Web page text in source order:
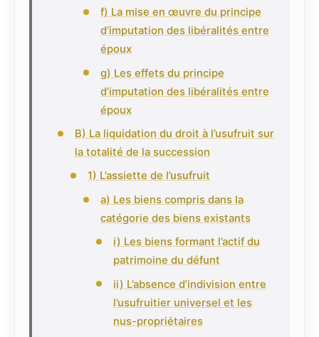
f) La mise en œuvre du principe
d’imputation des libéralités entre
époux
g) Les effets du principe
d’imputation des libéralités entre
époux
B) La liquidation du droit à l’usufruit sur
la totalité de la succession
1) L’assiette de l’usufruit
a) Les biens compris dans la
catégorie des biens existants
i) Les biens formant l’actif du
patrimoine du défunt
ii) L’absence d’indivision entre
l’usufruitier universel et les
nus-propriétaires